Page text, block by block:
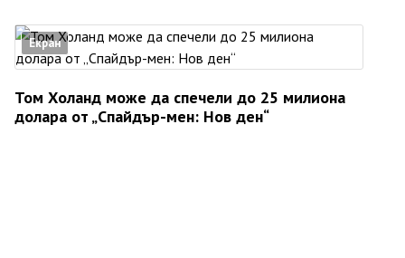
Екран
Том Холанд може да спечели до 25 милиона
долара от „Спайдър-мен: Нов ден“